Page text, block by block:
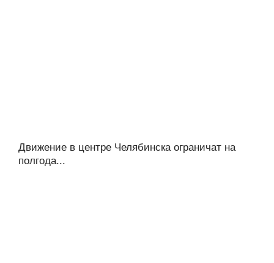
Движение в центре Челябинска ограничат на
полгода...